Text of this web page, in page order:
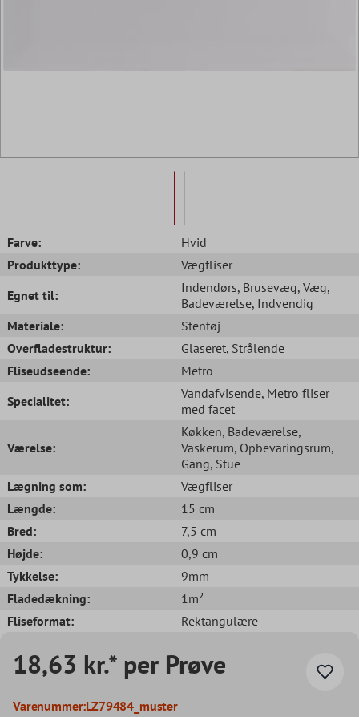
Farve:
Hvid
Produkttype:
Vægfliser
Egnet til:
Indendørs, Brusevæg, Væg,
Badeværelse, Indvendig
Materiale:
Stentøj
Overfladestruktur:
Glaseret, Strålende
Fliseudseende:
Metro
Specialitet:
Vandafvisende, Metro fliser
med facet
Værelse:
Køkken, Badeværelse,
Vaskerum, Opbevaringsrum,
Gang, Stue
Lægning som:
Vægfliser
Længde:
15 cm
Bred:
7,5 cm
Højde:
0,9 cm
Tykkelse:
9mm
Fladedækning:
1m²
Fliseformat:
Rektangulære
18,63 kr.* per Prøve
Varenummer:LZ79484_muster